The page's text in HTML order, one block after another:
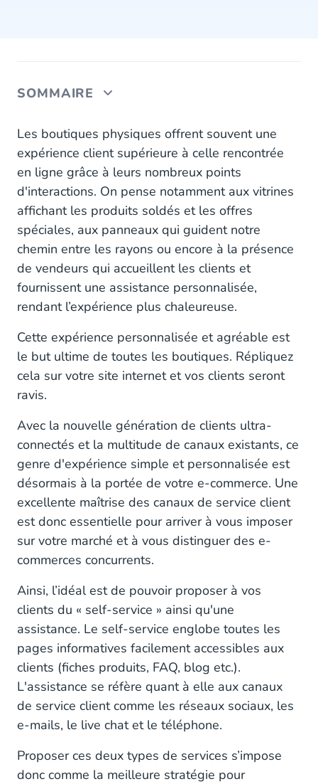
SOMMAIRE
Les canaux vus par vos clients
Les défis des principaux canaux
1. E-mail
2. Téléphone
3. Live Chat
4. Réseaux sociaux
5. Canaux de messagerie
Optimisez votre stratégie omnicanale en deux
étapes
1ère étape : Estimez la rentabilité de vos canaux
2ème étape : Pensez « People, process,
technology »
Les boutiques physiques offrent souvent une
expérience client supérieure à celle rencontrée
en ligne grâce à leurs nombreux points
d'interactions. On pense notamment aux vitrines
affichant les produits soldés et les offres
spéciales, aux panneaux qui guident notre
chemin entre les rayons ou encore à la présence
de vendeurs qui accueillent les clients et
fournissent une assistance personnalisée,
rendant l’expérience plus chaleureuse.
Cette expérience personnalisée et agréable est
le but ultime de toutes les boutiques. Répliquez
cela sur votre site internet et vos clients seront
ravis.
Avec la nouvelle génération de clients ultra-
connectés et la multitude de canaux existants, ce
genre d'expérience simple et personnalisée est
désormais à la portée de votre e-commerce. Une
excellente maîtrise des canaux de service client
est donc essentielle pour arriver à vous imposer
sur votre marché et à vous distinguer des e-
commerces concurrents.
Ainsi, l’idéal est de pouvoir proposer à vos
clients du « self-service » ainsi qu'une
assistance. Le self-service englobe toutes les
pages informatives facilement accessibles aux
clients (fiches produits, FAQ, blog etc.).
L'assistance se réfère quant à elle aux canaux
de service client comme les réseaux sociaux, les
e-mails, le live chat et le téléphone.
Proposer ces deux types de services s’impose
donc comme la meilleure stratégie pour